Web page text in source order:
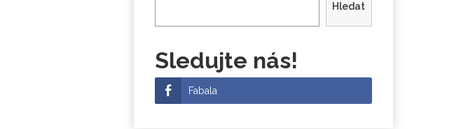
Hledat
Sledujte nás!
Fabala